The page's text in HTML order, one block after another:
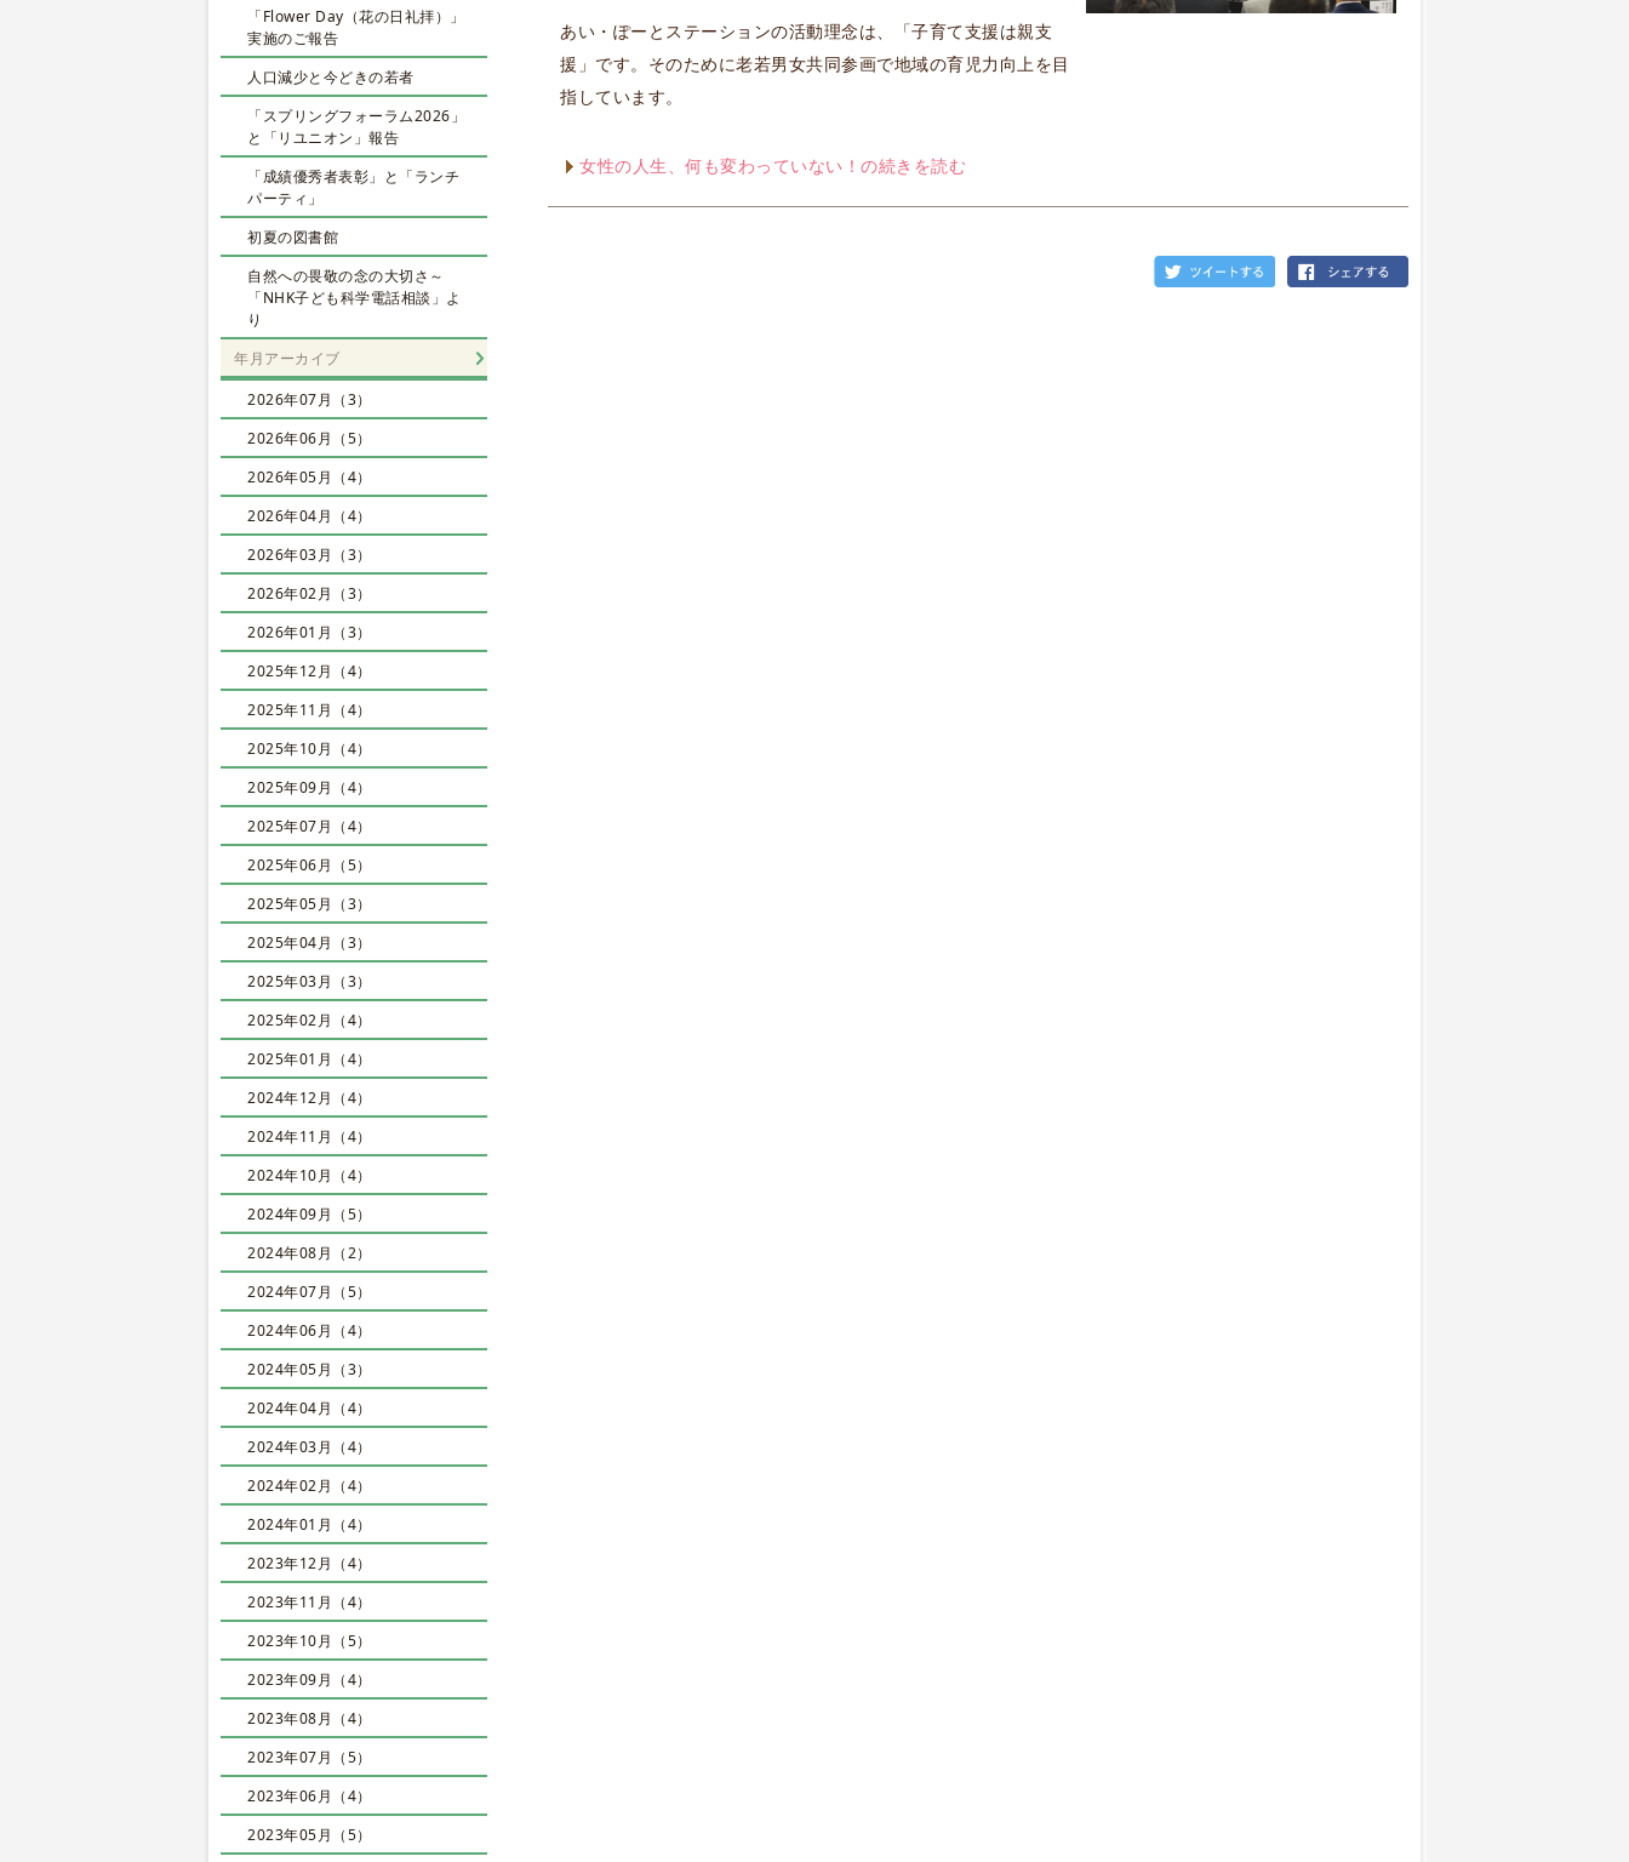
あい・ぽーとステーションの活動理念は、「子育て支援は親支
援」です。そのために老若男女共同参画で地域の育児力向上を目
指しています。
女性の人生、何も変わっていない！の続きを読む
「Flower Day（花の日礼拝）」
実施のご報告
人口減少と今どきの若者
「スプリングフォーラム2026」
と「リユニオン」報告
「成績優秀者表彰」と「ランチ
パーティ」
初夏の図書館
自然への畏敬の念の大切さ～
「NHK子ども科学電話相談」よ
り
年月アーカイブ
2026年07月（3）
2026年06月（5）
2026年05月（4）
2026年04月（4）
2026年03月（3）
2026年02月（3）
2026年01月（3）
2025年12月（4）
2025年11月（4）
2025年10月（4）
2025年09月（4）
2025年07月（4）
2025年06月（5）
2025年05月（3）
2025年04月（3）
2025年03月（3）
2025年02月（4）
2025年01月（4）
2024年12月（4）
2024年11月（4）
2024年10月（4）
2024年09月（5）
2024年08月（2）
2024年07月（5）
2024年06月（4）
2024年05月（3）
2024年04月（4）
2024年03月（4）
2024年02月（4）
2024年01月（4）
2023年12月（4）
2023年11月（4）
2023年10月（5）
2023年09月（4）
2023年08月（4）
2023年07月（5）
2023年06月（4）
2023年05月（5）